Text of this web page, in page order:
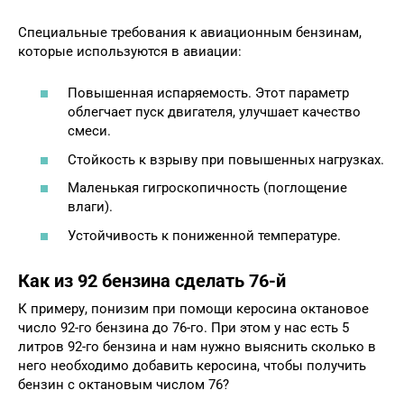
Специальные требования к авиационным бензинам,
которые используются в авиации:
Повышенная испаряемость. Этот параметр
облегчает пуск двигателя, улучшает качество
смеси.
Стойкость к взрыву при повышенных нагрузках.
Маленькая гигроскопичность (поглощение
влаги).
Устойчивость к пониженной температуре.
Как из 92 бензина сделать 76-й
К примеру, понизим при помощи керосина октановое
число 92-го бензина до 76-го. При этом у нас есть 5
литров 92-го бензина и нам нужно выяснить сколько в
него необходимо добавить керосина, чтобы получить
бензин с октановым числом 76?